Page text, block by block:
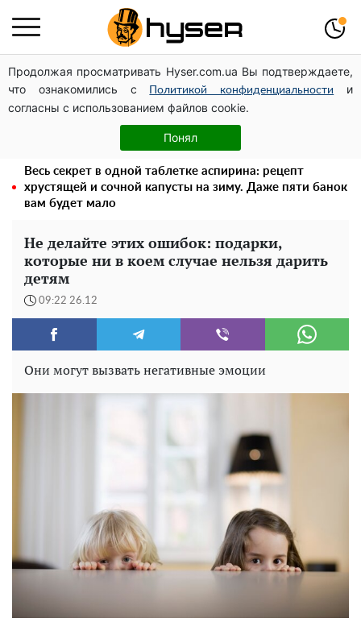
Продолжая просматривать Hyser.com.ua Вы подтверждаете,
что ознакомились с
Политикой конфиденциальности
и
согласны с использованием файлов cookie.
Понял
Полностью голая Анна Тринчер блеснула
"прелестями": таких размеров вы еще не видели
Такую вкуснятину вы будете открывать банку за
банкой: рецепт помидоров дольками с луком и
Весь секрет в одной таблетке аспирина: рецепт
хрустящей и сочной капусты на зиму. Даже пяти банок
вам будет мало
Не делайте этих ошибок: подарки,
которые ни в коем случае нельзя дарить
детям
09:22 26.12
Они могут вызвать негативные эмоции